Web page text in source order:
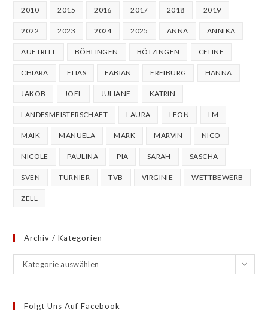
2010 2015 2016 2017 2018 2019
2022 2023 2024 2025 ANNA ANNIKA
AUFTRITT BÖBLINGEN BÖTZINGEN CELINE
CHIARA ELIAS FABIAN FREIBURG HANNA
JAKOB JOEL JULIANE KATRIN
LANDESMEISTERSCHAFT LAURA LEON LM
MAIK MANUELA MARK MARVIN NICO
NICOLE PAULINA PIA SARAH SASCHA
SVEN TURNIER TVB VIRGINIE WETTBEWERB
ZELL
Archiv / Kategorien
Archiv
/
Kategorie auswählen
Folgt Uns Auf Facebook